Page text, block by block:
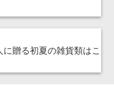
贈る初夏の雑貨類はこ